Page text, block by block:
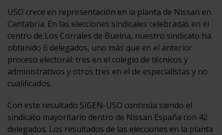
USO crece en representación en la planta de Nissan en
Cantabria. En las elecciones sindicales celebradas en el
centro de Los Corrales de Buelna, nuestro sindicato ha
obtenido 6 delegados, uno más que en el anterior
proceso electoral: tres en el colegio de técnicos y
administrativos y otros tres en el de especialistas y no
cualificados.
Con este resultado SIGEN-USO continúa siendo el
sindicato mayoritario dentro de Nissan España con 42
delegados. Los resultados de las elecciones en la planta